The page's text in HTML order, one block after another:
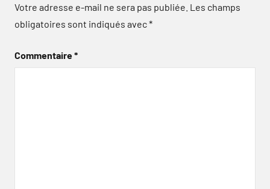
Votre adresse e-mail ne sera pas publiée. Les champs
obligatoires sont indiqués avec*
Commentaire*